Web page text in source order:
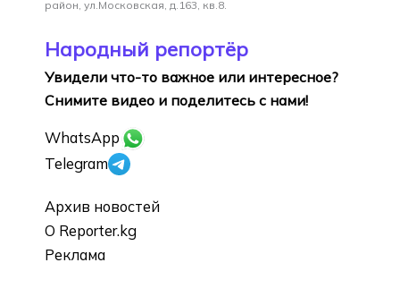
район, ул.Московская, д.163, кв.8.
Народный репортёр
Увидели что-то важное или интересное?
Снимите видео и поделитесь с нами!
WhatsApp
Telegram
Архив новостей
О Reporter.kg
Реклама